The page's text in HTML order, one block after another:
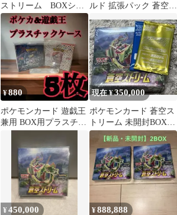
ストリーム BOXシュ
リンク付き
ルド 拡張パック 蒼空ス
¥880
ポケモンカード 遊戯王
兼用 BOX用プラスチッ
ーダー31
現在 ¥350,000
ポケモンカード 蒼空ス
トリーム 未開封BOX
プロモカード2種付き
¥450,000 ¥888,888